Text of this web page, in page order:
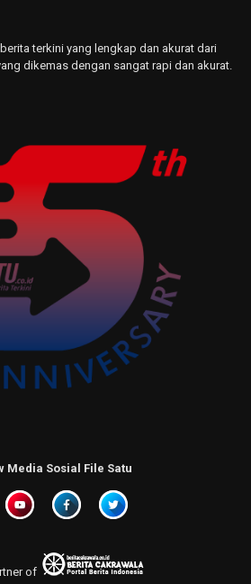
terkini yang lengkap dan akurat dari
dikemas dengan sangat rapi dan akurat.
Media Sosial File Satu
of